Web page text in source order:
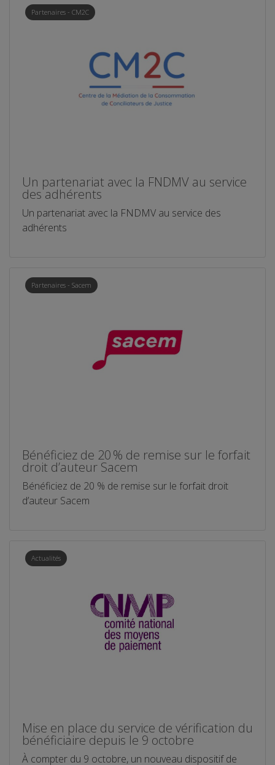
Partenaires - CM2C
Un partenariat avec la FNDMV au service
des adhérents
Un partenariat avec la FNDMV au service des
adhérents
Partenaires - Sacem
Bénéficiez de 20 % de remise sur le forfait
droit d’auteur Sacem
Bénéficiez de 20 % de remise sur le forfait droit
d’auteur Sacem
Actualités
Mise en place du service de vérification du
bénéficiaire depuis le 9 octobre
À compter du 9 octobre, un nouveau dispositif de